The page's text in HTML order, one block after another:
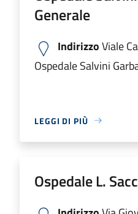
Generale
IndirizzoViale
Ospedale Salvini
LEGGI DI PIÙ
Ospedale L.